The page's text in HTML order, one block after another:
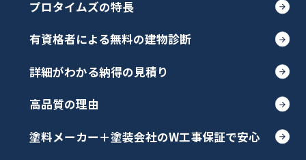
プロタイムズの特長
有資格者による無料の建物診断
詳細がわかる納得の見積り
高品質の理由
塗料メーカー＋塗装会社のW工事保証で安心